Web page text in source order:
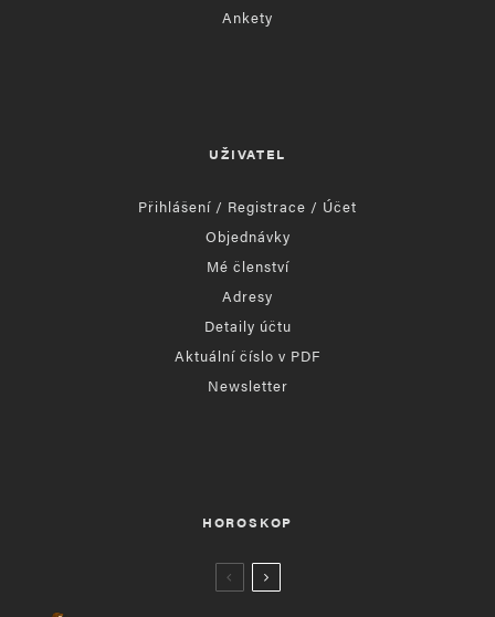
Ankety
UŽIVATEL
Přihlášení / Registrace / Účet
Objednávky
Mé členství
Adresy
Detaily účtu
Aktuální číslo v PDF
Newsletter
HOROSKOP